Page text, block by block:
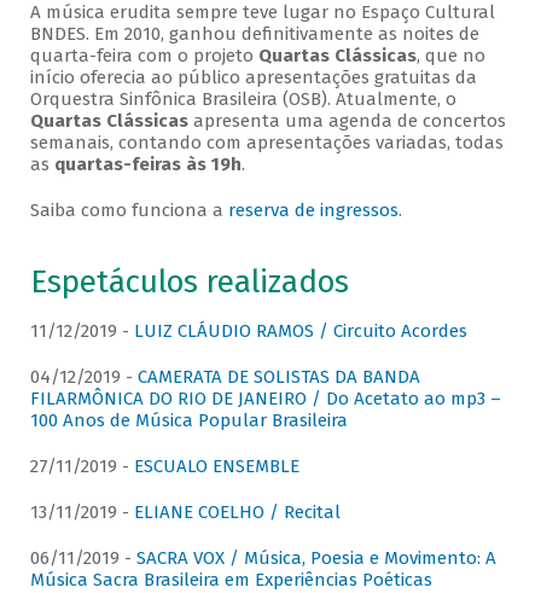
A música erudita sempre teve lugar no Espaço Cultural
BNDES. Em 2010, ganhou definitivamente as noites de
quarta-feira com o projeto Quartas Clássicas, que no
início oferecia ao público apresentações gratuitas da
Orquestra Sinfônica Brasileira (OSB). Atualmente, o
Quartas Clássicasapresenta uma agenda de concertos
semanais, contando com apresentações variadas, todas
as quartas-feiras às 19h.
Saiba como funciona a reserva de ingressos.
Espetáculos realizados
11/12/2019 - LUIZ CLÁUDIO RAMOS / Circuito Acordes
04/12/2019 - CAMERATA DE SOLISTAS DA BANDA
FILARMÔNICA DO RIO DE JANEIRO / Do Acetato ao mp3 –
100 Anos de Música Popular Brasileira
27/11/2019 - ESCUALO ENSEMBLE
13/11/2019 - ELIANE COELHO / Recital
06/11/2019 - SACRA VOX / Música, Poesia e Movimento: A
Música Sacra Brasileira em Experiências Poéticas